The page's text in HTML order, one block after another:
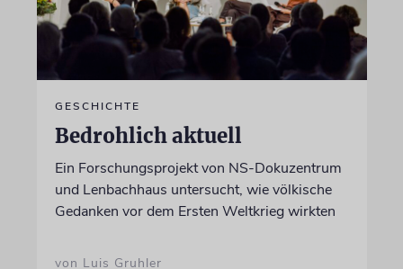
GESCHICHTE
Bedrohlich aktuell
Ein Forschungsprojekt von NS-Dokuzentrum
und Lenbachhaus untersucht, wie völkische
Gedanken vor dem Ersten Weltkrieg wirkten
von Luis Gruhler